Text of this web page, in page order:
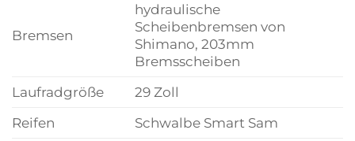
Bremsen
hydraulische
Scheibenbremsen von
Shimano, 203mm
Bremsscheiben
Laufradgröße
29 Zoll
Reifen
Schwalbe Smart Sam